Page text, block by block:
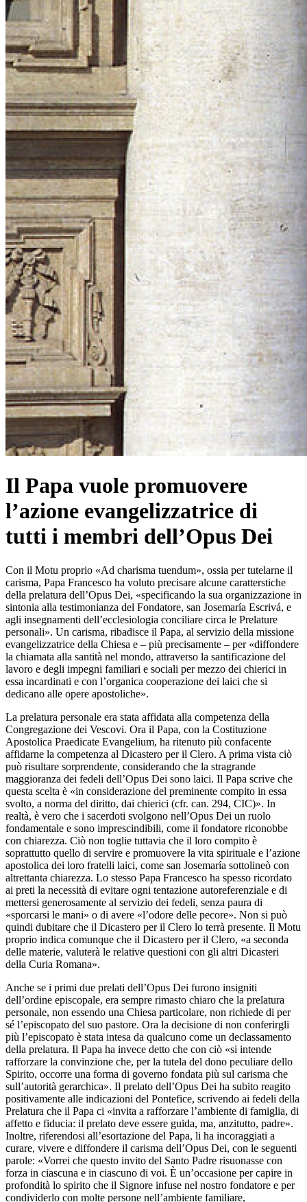
Il Papa vuole promuovere
l’azione evangelizzatrice di
tutti i membri dell’Opus Dei
Con il Motu proprio «Ad charisma tuendum», ossia per tutelarne il
carisma, Papa Francesco ha voluto precisare alcune caratterstiche
della prelatura dell’Opus Dei, «specificando la sua organizzazione in
sintonia alla testimonianza del Fondatore, san Josemaría Escrivá, e
agli insegnamenti dell’ecclesiologia conciliare circa le Prelature
personali». Un carisma, ribadisce il Papa, al servizio della missione
evangelizzatrice della Chiesa e – più precisamente – per «diffondere
la chiamata alla santità nel mondo, attraverso la santificazione del
lavoro e degli impegni familiari e sociali per mezzo dei chierici in
essa incardinati e con l’organica cooperazione dei laici che si
dedicano alle opere apostoliche».
La prelatura personale era stata affidata alla competenza della
Congregazione dei Vescovi. Ora il Papa, con la Costituzione
Apostolica Praedicate Evangelium, ha ritenuto più confacente
affidarne la competenza al Dicastero per il Clero. A prima vista ciò
può risultare sorprendente, considerando che la stragrande
maggioranza dei fedeli dell’Opus Dei sono laici. Il Papa scrive che
questa scelta è «in considerazione del preminente compito in essa
svolto, a norma del diritto, dai chierici (cfr. can. 294, CIC)». In
realtà, è vero che i sacerdoti svolgono nell’Opus Dei un ruolo
fondamentale e sono imprescindibili, come il fondatore riconobbe
con chiarezza. Ciò non toglie tuttavia che il loro compito è
soprattutto quello di servire e promuovere la vita spirituale e l’azione
apostolica dei loro fratelli laici, come san Josemaría sottolineò con
altrettanta chiarezza. Lo stesso Papa Francesco ha spesso ricordato
ai preti la necessità di evitare ogni tentazione autoreferenziale e di
mettersi generosamente al servizio dei fedeli, senza paura di
«sporcarsi le mani» o di avere «l’odore delle pecore». Non si può
quindi dubitare che il Dicastero per il Clero lo terrà presente. Il Motu
proprio indica comunque che il Dicastero per il Clero, «a seconda
delle materie, valuterà le relative questioni con gli altri Dicasteri
della Curia Romana».
Anche se i primi due prelati dell’Opus Dei furono insigniti
dell’ordine episcopale, era sempre rimasto chiaro che la prelatura
personale, non essendo una Chiesa particolare, non richiede di per
sé l’episcopato del suo pastore. Ora la decisione di non conferirgli
più l’episcopato è stata intesa da qualcuno come un declassamento
della prelatura. Il Papa ha invece detto che con ciò «si intende
rafforzare la convinzione che, per la tutela del dono peculiare dello
Spirito, occorre una forma di governo fondata più sul carisma che
sull’autorità gerarchica». Il prelato dell’Opus Dei ha subito reagito
positivamente alle indicazioni del Pontefice, scrivendo ai fedeli della
Prelatura che il Papa ci «invita a rafforzare l’ambiente di famiglia, di
affetto e fiducia: il prelato deve essere guida, ma, anzitutto, padre».
Inoltre, riferendosi all’esortazione del Papa, li ha incoraggiati a
curare, vivere e diffondere il carisma dell’Opus Dei, con le seguenti
parole: «Vorrei che questo invito del Santo Padre risuonasse con
forza in ciascuna e in ciascuno di voi. È un’occasione per capire in
profondità lo spirito che il Signore infuse nel nostro fondatore e per
condividerlo con molte persone nell’ambiente familiare,